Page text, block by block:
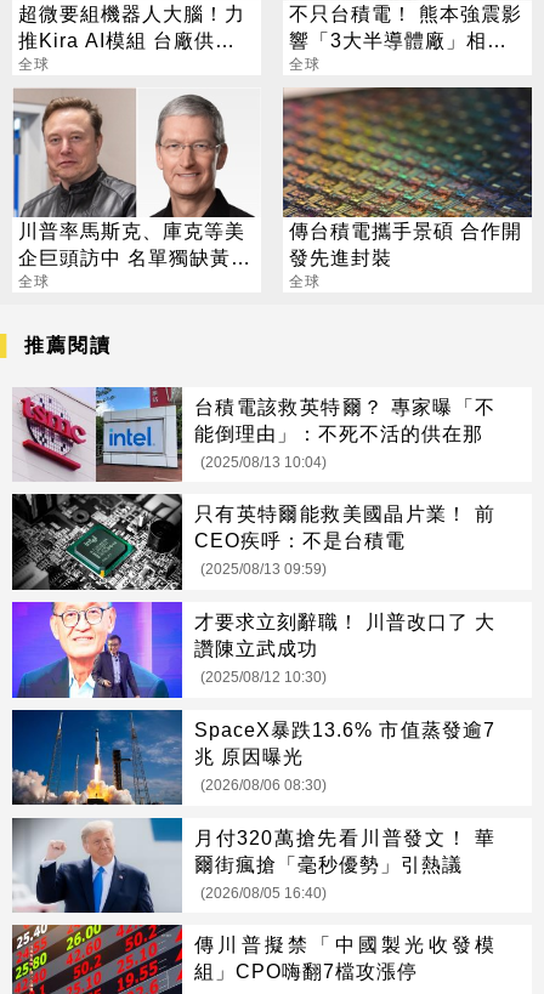
超微要組機器人大腦！力
推Kira AI模組 台廠供應
鏈曝光
全球
不只台積電！ 熊本強震影
響「3大半導體廠」相繼
停工
全球
川普率馬斯克、庫克等美
企巨頭訪中 名單獨缺黃仁
勳
全球
傳台積電攜手景碩 合作開
發先進封裝
全球
推薦閱讀
台積電該救英特爾？ 專家曝「不
能倒理由」：不死不活的供在那
(2025/08/13 10:04)
只有英特爾能救美國晶片業！ 前
CEO疾呼：不是台積電
(2025/08/13 09:59)
才要求立刻辭職！ 川普改口了 大
讚陳立武成功
(2025/08/12 10:30)
SpaceX暴跌13.6% 市值蒸發逾7
兆 原因曝光
(2026/08/06 08:30)
月付320萬搶先看川普發文！ 華
爾街瘋搶「毫秒優勢」引熱議
(2026/08/05 16:40)
傳川普擬禁「中國製光收發模
組」CPO嗨翻7檔攻漲停